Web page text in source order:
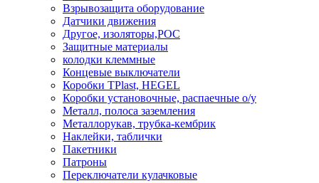
Взрывозащита оборудование
Датчики движения
Другое, изоляторы,РОС
Защитные материалы
колодки клеммные
Концевые выключатели
Коробки TPlast, HEGEL
Коробки установочные, распаечные о/у
Металл, полоса заземления
Металлорукав, трубка-кембрик
Наклейки, таблички
Пакетники
Патроны
Переключатели кулачковые